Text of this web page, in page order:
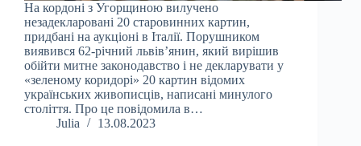
На кордоні з Угорщиною вилучено
незадекларовані 20 старовинних картин,
придбані на аукціоні в Італії. Порушником
виявився 62-річний львів’янин, який вирішив
обійти митне законодавство і не декларувати у
«зеленому коридорі» 20 картин відомих
українських живописців, написані минулого
століття. Про це повідомила в…
Julia
13.08.2023